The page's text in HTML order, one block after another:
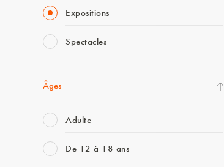
Expositions
Spectacles
Âges
Adulte
De 12 à 18 ans